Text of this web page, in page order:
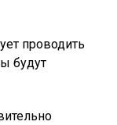
проводить
будут